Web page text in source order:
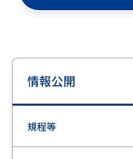
情報公開
規程等